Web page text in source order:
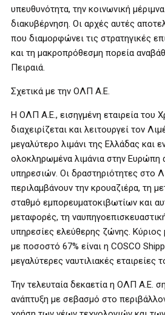
υπευθυνότητα, την κοινωνική
διακυβέρνηση. Οι αρχές αυτές
που διαμορφώνει τις στρατηγικές
και τη μακροπρόθεσμη πορεία
Πειραιά.
Σχετικά με την ΟΛΠ Α.Ε.
Η ΟΛΠ Α.Ε., εισηγμένη εταιρεία του
διαχειρίζεται και λειτουργεί τον
μεγαλύτερο λιμάνι της Ελλάδας και
ολοκληρωμένα λιμάνια στην Ευρώπη
υπηρεσιών. Οι δραστηριότητες στο
περιλαμβάνουν την κρουαζιέρα, τη
σταθμό εμπορευματοκιβωτίων και
μεταφορές, τη
υπηρεσίες ελεύθερης ζώνης.
με ποσοστό 67% είναι η COSCO
μεγαλύτερες ναυτιλιακές εταιρείες
Την τελευταία δεκαετία η ΟΛΠ Α.Ε.
ανάπτυξη με σεβασμό στο